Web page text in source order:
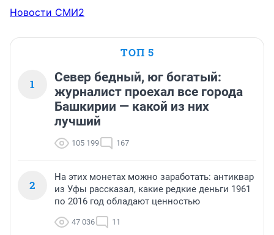
Новости СМИ2
ТОП 5
1
Север бедный, юг богатый:
журналист проехал все города
Башкирии — какой из них
лучший
105 199 167
2
На этих монетах можно заработать: антиквар
из Уфы рассказал, какие редкие деньги 1961
по 2016 год обладают ценностью
47 036 11